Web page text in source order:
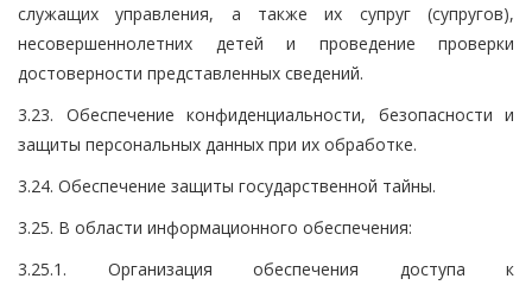
служащих управления, а также их супруг (супругов),
несовершеннолетних детей и проведение проверки
достоверности представленных сведений.
3.23. Обеспечение конфиденциальности, безопасности и
защиты персональных данных при их обработке.
3.24. Обеспечение защиты государственной тайны.
3.25. В области информационного обеспечения:
3.25.1. Организация обеспечения доступа к